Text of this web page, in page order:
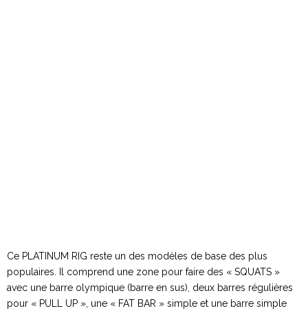
Ce PLATINUM RIG reste un des modèles de base des plus
populaires. Il comprend une zone pour faire des « SQUATS »
avec une barre olympique (barre en sus), deux barres régulières
pour « PULL UP », une « FAT BAR » simple et une barre simple